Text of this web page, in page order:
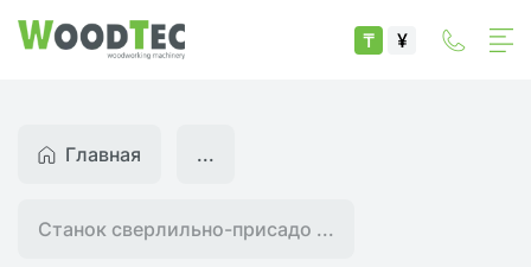
₸ ¥
Главная
Станок сверлильно-присадо ...
...